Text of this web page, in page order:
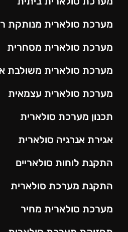
מערכת סולארית מנותקת
מערכת סולארית מסחרית
מערכת סולארית משולבת
מערכת סולארית עצמאית
תכנון מערכת סולארית
אגירת אנרגיה סולארית
התקנת לוחות סולאריים
התקנת מערכת סולארית
מערכת סולארית מחיר